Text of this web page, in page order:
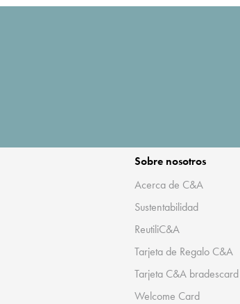
Sobre nosotros
Acerca de C&A
Sustentabilidad
ReutiliC&A
Tarjeta de Regalo C&A
Tarjeta C&A bradescard
Welcome Card